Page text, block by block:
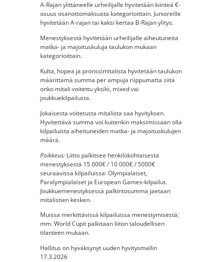
A-Rajan ylittäneelle urheilijalle hyvitetään kiinteä €-
osuus osanottomaksusta kategorioittain. Junioreille
hyvitetään A-rajan tai kaksi kertaa B-Rajan ylitys.
Menestyksestä hyvitetään urheilijalle aiheutuneita
matka- ja majoituskuluja taulukon mukaan
kategorioittain.
Kulta, hopea ja pronssimitalista hyvitetään taulukon
määrittämä summa per ampuja riippumatta siitä
onko mitali voitettu yksilö, mixed vai
joukkuekilpailusta.
Jokaisesta voitetusta mitalista saa hyvityksen.
Hyvitettävä summa voi kuitenkin maksimissaan olla
kilpailuista aiheituneiden matka- ja majoituskulujen
määrä.
Poikkeus: Liitto palkitsee henkilökohtaisesta
menestyksestä 15 000€ / 10 000€ / 5000€
seuraavissa kilpailuissa: Olympialaiset,
Paralympialaiset ja European Games-kilpailut.
Joukkuemenestyksessä palkintosumma jaetaan
mitalistien kesken.
Muissa merkittävissä kilpailuissa menestymisestä;
mm. World Cupit palkitaan liiton taloudellisen
tilanteen mukaan.
Hallitus on hyväksynyt uuden hyvitysmallin
17.3.2026